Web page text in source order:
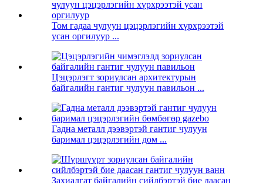
Том гадаа чулуун цэцэрлэгийн хүрхрээтэй
усан оргилуур ...
Цэцэрлэгт зориулсан архитектурын
байгалийн гантиг чулуун павильон ...
Гадна металл дээвэртэй гантиг чулуун
баримал цэцэрлэгийн дом ...
Захиалгат байгалийн сийлбэртэй бие даасан